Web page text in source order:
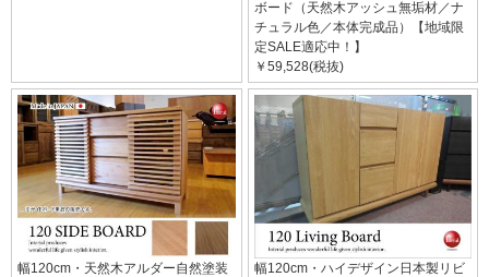
ボード（天然木アッシュ無垢材／ナ
チュラル色／本体完成品）【地域限
定SALE適応中！】
￥59,528(税抜)
幅120cm・天然木アルダー自然塗装
幅120cm・ハイデザイン日本製リビ